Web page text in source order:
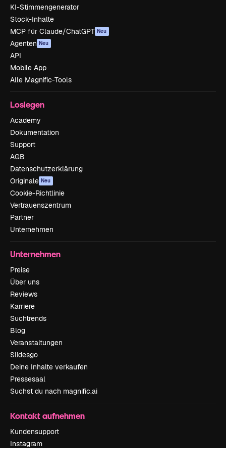
KI-Stimmengenerator
Stock-Inhalte
MCP für Claude/ChatGPT Neu
Agenten Neu
API
Mobile App
Alle Magnific-Tools
Loslegen
Academy
Dokumentation
Support
AGB
Datenschutzerklärung
Originale Neu
Cookie-Richtlinie
Vertrauenszentrum
Partner
Unternehmen
Unternehmen
Preise
Über uns
Reviews
Karriere
Suchtrends
Blog
Veranstaltungen
Slidesgo
Deine Inhalte verkaufen
Pressesaal
Suchst du nach magnific.ai
Kontakt aufnehmen
Kundensupport
Instagram